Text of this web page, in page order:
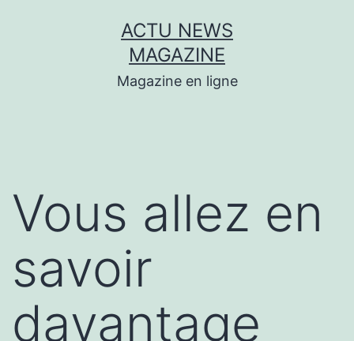
ACTU NEWS
MAGAZINE
Magazine en ligne
Vous allez en
savoir
davantage